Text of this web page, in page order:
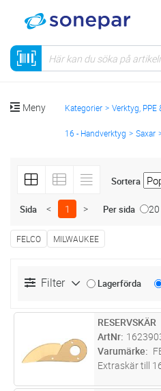
Meny Kategorier Verktyg,
16 - Handverktyg Saxar
Sortera
Sida < 1 > Per sida 20
FELCO MILWAUKEE
Filter Lagerförda
ST Lägg
RESERVSKÄR
ArtNr
Varumärke
Extraskär till